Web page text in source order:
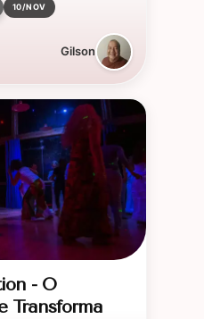
10/NOV
Gilson
- O
Transforma